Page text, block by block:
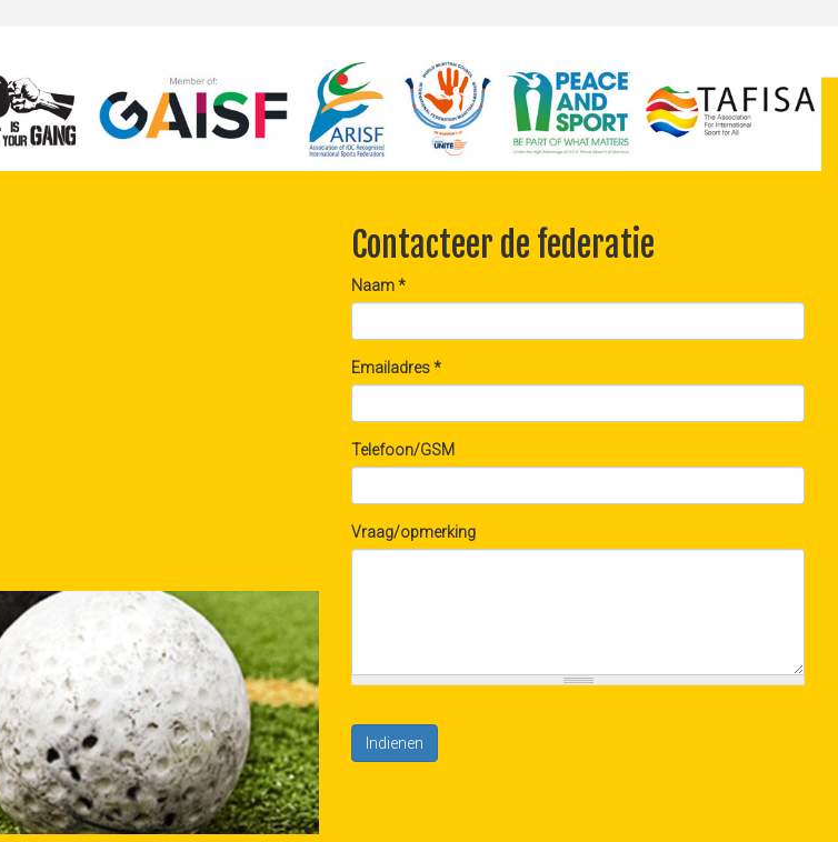
Contacteer de federatie
Naam*
Emailadres*
Telefoon/GSM
Vraag/opmerking
Indienen